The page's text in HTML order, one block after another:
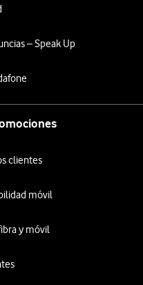
– Speak Up
clientes
móvil
y móvil